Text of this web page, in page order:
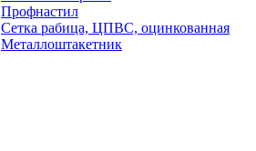
Профнастил
Сетка рабица, ЦПВС, оцинкованная
Металлоштакетник